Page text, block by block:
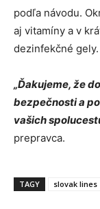
podľa návodu.
aj vitamíny a v
dezinfekčné gely.
„Ďakujeme, že
bezpečnosti a
vašich
prepravca.
TAGY slovak lines